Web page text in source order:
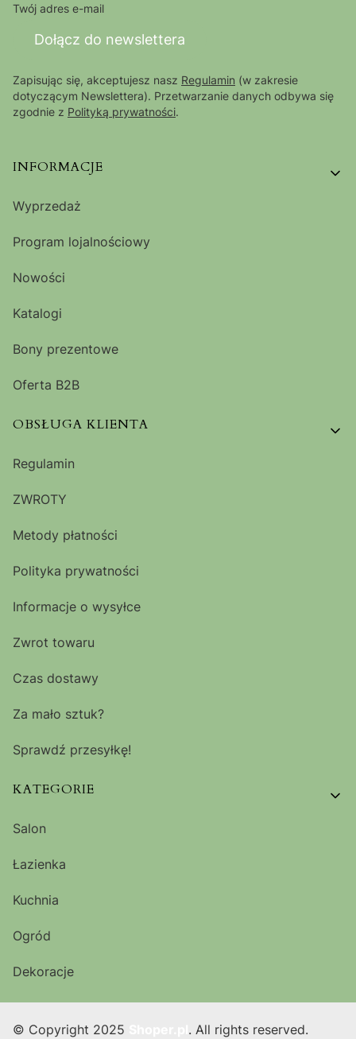
Twój adres e-mail
Dołącz do newslettera
Zapisując się, akceptujesz nasz Regulamin (w zakresie
dotyczącym Newslettera). Przetwarzanie danych odbywa się
zgodnie z Polityką prywatności.
Linki w stopce
INFORMACJE
Wyprzedaż
Program lojalnościowy
Nowości
Katalogi
Bony prezentowe
Oferta B2B
OBSŁUGA KLIENTA
Regulamin
ZWROTY
Metody płatności
Polityka prywatności
Informacje o wysyłce
Zwrot towaru
Czas dostawy
Za mało sztuk?
Sprawdź przesyłkę!
KATEGORIE
Salon
Łazienka
Kuchnia
Ogród
Dekoracje
© Copyright 2025 . All rights reserved.